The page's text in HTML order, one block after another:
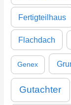
Fertigteilhaus
Flachdach
Genex
Gutachter